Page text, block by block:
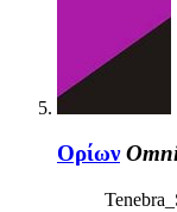
Ορίων